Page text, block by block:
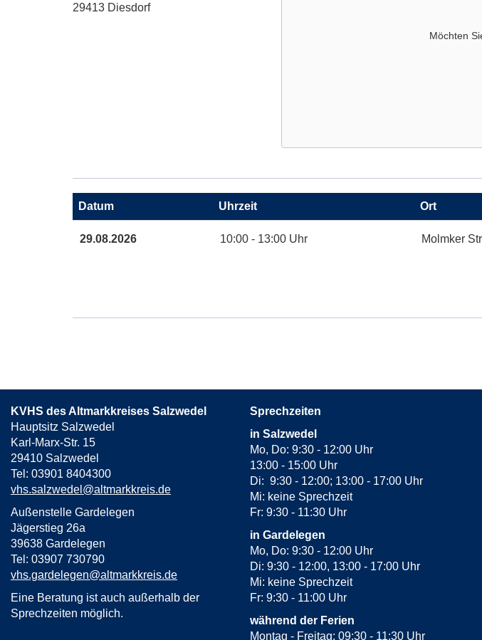
29413 Diesdorf
Möchten
Maps
Karte
neuem
zum
Datum Uhrzeit Ort
29.08.2026 10:00 - 13:00 Uhr Molmker
KVHS des Altmarkkreises Salzwedel
Hauptsitz Salzwedel
Karl-Marx-Str. 15
29410 Salzwedel
Tel: 03901 8404300
vhs.salzwedel@altmarkkreis.de
Außenstelle Gardelegen
Jägerstieg 26a
39638 Gardelegen
Tel: 03907 730790
vhs.gardelegen@altmarkkreis.de
Eine Beratung ist auch außerhalb der
Sprechzeiten möglich.
Sprechzeiten
in Salzwedel
Mo, Do: 9:30 - 12:00 Uhr
13:00 - 15:00 Uhr
Di: 9:30 - 12:00; 13:00 - 17:00 Uhr
Mi: keine Sprechzeit
Fr: 9:30 - 11:30 Uhr
in Gardelegen
Mo, Do: 9:30 - 12:00 Uhr
Di: 9:30 - 12:00, 13:00 - 17:00 Uhr
Mi: keine Sprechzeit
Fr: 9:30 - 11:00 Uhr
während der Ferien
Montag - Freitag: 09:30 - 11:30 Uhr